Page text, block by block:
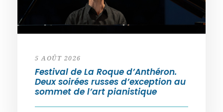
5 AOÛT 2026
Festival de La Roque d’Anthéron.
Deux soirées russes d’exception au
sommet de l’art pianistique